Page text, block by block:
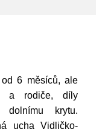
6 měsíců, ale
a rodiče, díly
dolnímu krytu.
ucha Vidličko-